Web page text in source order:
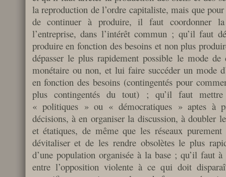
la reproduction de l’ordre capitaliste, mais que
de continuer à produire, il faut coordonner
l’entreprise, dans l’intérêt commun ; qu’il faut
produire en fonction des besoins et non plus
dépasser le plus rapidement possible le mode de
monétaire ou non, et lui faire succéder un mode
en fonction des besoins (contingentés pour
plus contingentés du tout) ; qu’il faut
« politiques » ou « démocratiques » aptes à
décisions, à en organiser la discussion, à doubler
et étatiques, de même que les réseaux
dévitaliser et de les rendre obsolètes le plus
d’une population organisée à la base ; qu’il faut
entre l’opposition violente à ce qui doit